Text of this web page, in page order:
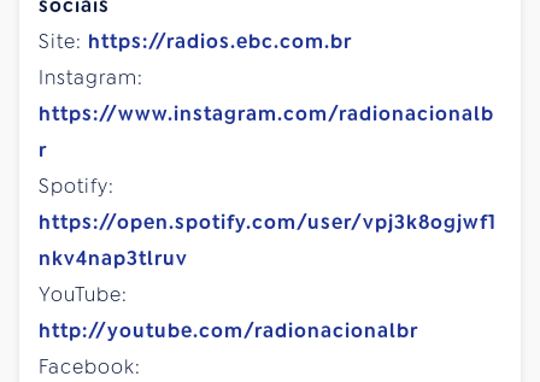
sociais
Site: https://radios.ebc.com.br
Instagram:
https://www.instagram.com/radionacionalb
r
Spotify:
https://open.spotify.com/user/vpj3k8ogjwf1
nkv4nap3tlruv
YouTube:
http://youtube.com/radionacionalbr
Facebook: